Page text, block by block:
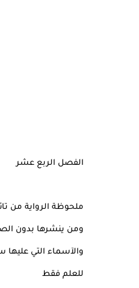
الفصل الربع عشر
ملحوظة الرواية من
ومن ينشرها بدون
والآسماء التي عليها
للعلم فقط